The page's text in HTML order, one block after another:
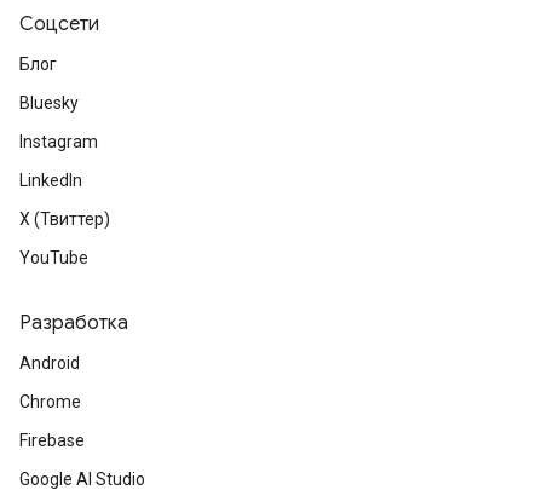
Соцсети
Блог
Bluesky
Instagram
LinkedIn
X (Твиттер)
YouTube
Разработка
Android
Chrome
Firebase
Google AI Studio